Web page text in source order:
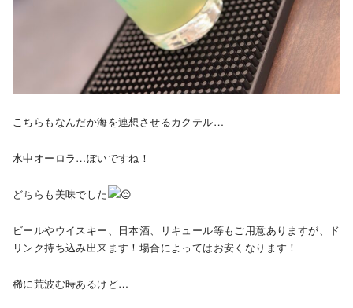
こちらもなんだか海を連想させるカクテル…
水中オーロラ…ぽいですね！
どちらも美味でした
ビールやウイスキー、日本酒、リキュール等もご用意ありますが、ド
リンク持ち込み出来ます！場合によってはお安くなります！
稀に荒波む時あるけど…